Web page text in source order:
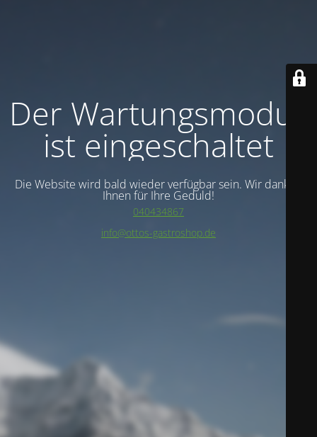
Der Wartungsmodus
ist eingeschaltet
Die Website wird bald wieder verfügbar sein. Wir danken
Ihnen für Ihre Geduld!
040434867
info@ottos-gastroshop.de